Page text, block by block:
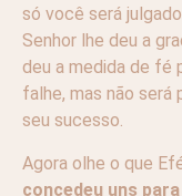
só você será
Senhor lhe deu a
deu a medida de fé
falhe, mas não será
seu sucesso.
Agora olhe o que
concedeu uns